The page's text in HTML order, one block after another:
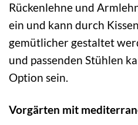
Rückenlehne und
ein und kann durch
gemütlicher gestaltet
und passenden Stühlen
Option sein.
Vorgärten mit